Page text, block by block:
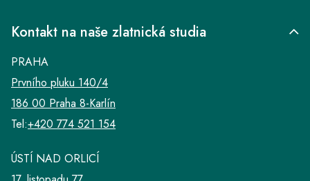
Kontakt na naše zlatnická studia
PRAHA
Prvního pluku 140/4
186 00 Praha 8-Karlín
Tel:+420 774 521 154
ÚSTÍ NAD ORLICÍ